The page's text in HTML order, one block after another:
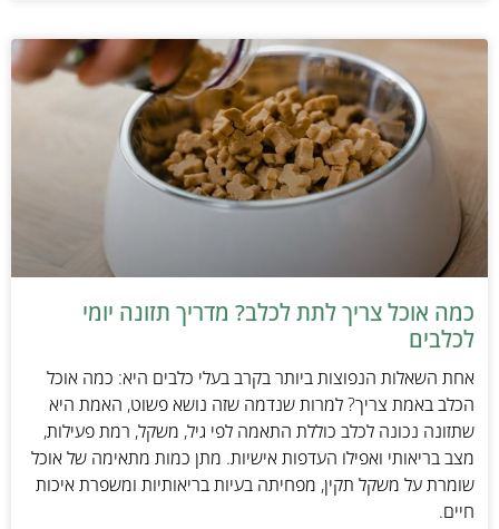
כמה אוכל צריך לתת לכלב? מדריך תזונה יומי
לכלבים
אחת השאלות הנפוצות ביותר בקרב בעלי כלבים היא: כמה אוכל
הכלב באמת צריך? למרות שנדמה שזה נושא פשוט, האמת היא
שתזונה נכונה לכלב כוללת התאמה לפי גיל, משקל, רמת פעילות,
מצב בריאותי ואפילו העדפות אישיות. מתן כמות מתאימה של אוכל
שומרת על משקל תקין, מפחיתה בעיות בריאותיות ומשפרת איכות
חיים.